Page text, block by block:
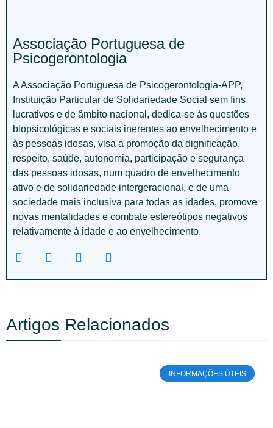
Associação Portuguesa de
Psicogerontologia
A Associação Portuguesa de Psicogerontologia-APP,
Instituição Particular de Solidariedade Social sem fins
lucrativos e de âmbito nacional, dedica-se às questões
biopsicológicas e sociais inerentes ao envelhecimento e
às pessoas idosas, visa a promoção da dignificação,
respeito, saúde, autonomia, participação e segurança
das pessoas idosas, num quadro de envelhecimento
ativo e de solidariedade intergeracional, e de uma
sociedade mais inclusiva para todas as idades, promove
novas mentalidades e combate estereótipos negativos
relativamente à idade e ao envelhecimento.
Artigos Relacionados
INFORMAÇÕES ÚTEIS